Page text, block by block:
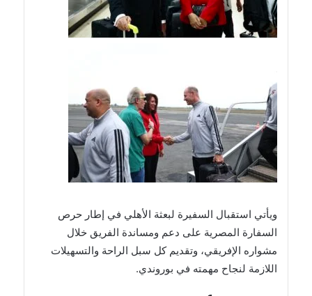
ويأتي استقبال السفيرة لبعثة الأهلي في إطار حرص
السفارة المصرية على دعم ومساندة الفريق خلال
مشواره الإفريقي، وتقديم كل سبل الراحة والتسهيلات
اللازمة لنجاح مهمته في بوروندي.